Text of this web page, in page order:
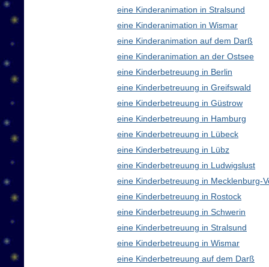
eine Kinderanimation in Stralsund
eine Kinderanimation in Wismar
eine Kinderanimation auf dem Darß
eine Kinderanimation an der Ostsee
eine Kinderbetreuung in Berlin
eine Kinderbetreuung in Greifswald
eine Kinderbetreuung in Güstrow
eine Kinderbetreuung in Hamburg
eine Kinderbetreuung in Lübeck
eine Kinderbetreuung in Lübz
eine Kinderbetreuung in Ludwigslust
eine Kinderbetreuung in Mecklenburg-
eine Kinderbetreuung in Rostock
eine Kinderbetreuung in Schwerin
eine Kinderbetreuung in Stralsund
eine Kinderbetreuung in Wismar
eine Kinderbetreuung auf dem Darß